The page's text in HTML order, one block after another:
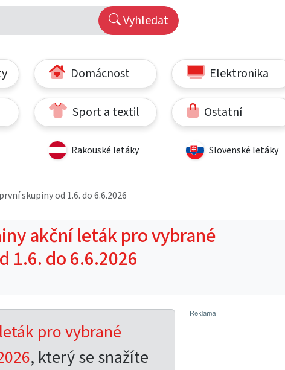
Vyhledat
Domácnost Elektronika
Sport a textil Ostatní
Rakouské letáky Slovenské letáky
skupiny od 1.6. do 6.6.2026
akční leták pro vybrané
1.6. do 6.6.2026
pro vybrané
, který se snažíte